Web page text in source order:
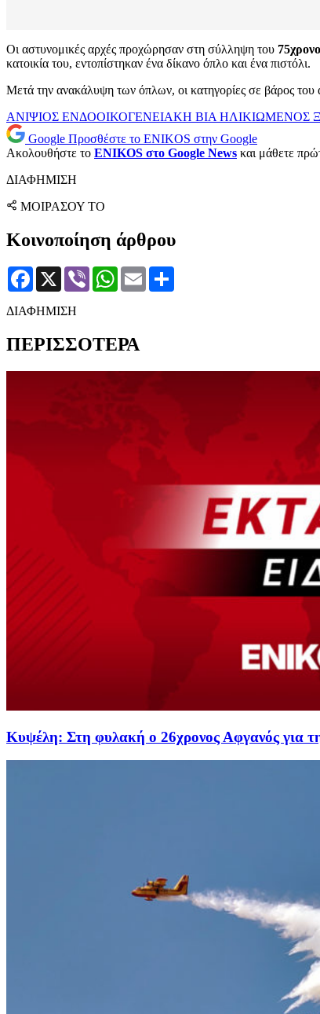
Οι αστυνομικές αρχές προχώρησαν στη σύλληψη του
κατοικία του, εντοπίστηκαν ένα δίκανο όπλο και ένα πιστόλι.
Μετά την ανακάλυψη των όπλων, οι κατηγορίες σε βάρος του
ΑΝΙΨΙΟΣ ΕΝΔΟΟΙΚΟΓΕΝΕΙΑΚΗ ΒΙΑ ΗΛΙΚΙΩΜΕΝΟΣ
Google Προσθέστε το ENIKOS στην Google
Ακολουθήστε το ENIKOS στο Google News και μάθετε
ΔΙΑΦΗΜΙΣΗ
ΜΟΙΡΑΣΟΥ ΤΟ
Κοινοποίηση άρθρου
Facebook
X Viber WhatsApp
Email
ΔΙΑΦΗΜΙΣΗ
ΠΕΡΙΣΣΟΤΕΡΑ
Κυψέλη: Στη φυλακή ο 26χρονος Αφγανός για